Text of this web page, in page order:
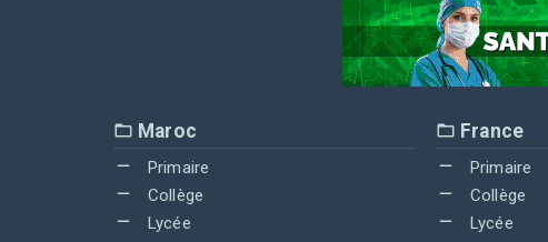
Maroc
Primaire
Collège
Lycée
France
Primaire
Collège
Lycée